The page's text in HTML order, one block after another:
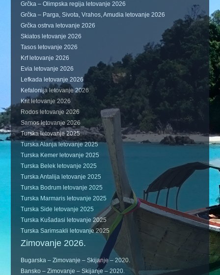
Grčka – Olimpska regija letovanje 2026
Grčka – Parga, Sivota, Vrahos, Amudia letovanje 2026
Grčka ostrva letovanje 2026
Skiatos letovanje 2026
Tasos letovanje 2026
Krf letovanje 2026
Evia letovanje 2026
Lefkada letovanje 2026
Kefalonija letovanje 2026
Krit letovanje 2026
Rodos letovanje 2026
Samos letovanje 2026
Turska letovanje 2025
Turska Alanja letovanje 2025
Turska Kemer letovanje 2025
Turska Belek letovanje 2025
Turska Antalija letovanje 2025
Turska Bodrum letovanje 2025
Turska Marmaris letovanje 2025
Turska Side letovanje 2025
Turska Kušadasi letovanje 2025
Turska Sarimsakli letovanje 2025
Zimovanje 2026.
Bugarska – Zimovanje – Skijanje – 2020.
Bansko – Zimovanje – Skijanje – 2020.